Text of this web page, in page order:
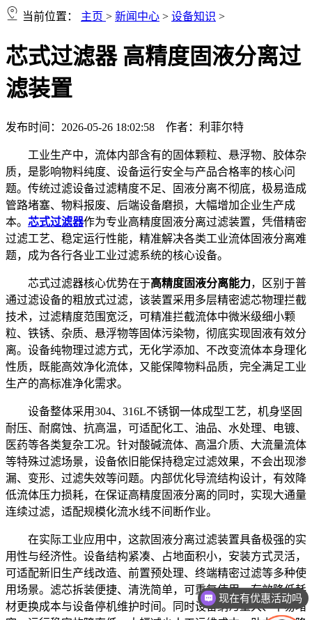
当前位置： 主页 > 新闻中心 > 设备知识 >
芯式过滤器 高精度固液分离过
滤装置
发布时间：2026-05-26 18:02:58 作者：利菲尔特
工业生产中，流体内部含有的固体颗粒、悬浮物、胶体杂
质，是影响物料纯度、设备运行安全与产品合格率的核心问
题。传统过滤设备过滤精度不足、固液分离不彻底，极易造成
管路堵塞、物料报废、后端设备磨损，大幅增加企业生产成
本。 芯式过滤器作为专业高精度固液分离过滤装置，凭借精密
过滤工艺、稳定运行性能，精准解决各类工业流体固液分离难
题，成为各行各业工业过滤系统的核心设备。
芯式过滤器核心优势在于高精度固液分离能力，区别于普
通过滤设备的粗放式过滤，该装置采用多层精密滤芯物理拦截
技术，过滤精度范围宽泛，可精准拦截流体中微米级细小颗
粒、铁锈、杂质、悬浮物等固体污染物，彻底实现固液有效分
离。设备纯物理过滤方式，无化学添加、不改变流体本身理化
性质，既能高效净化流体，又能保障物料品质，完全满足工业
生产的高标准净化需求。
设备整体采用304、316L不锈钢一体成型工艺，机身坚固
耐压、耐腐蚀、抗高温，可适配化工、油品、水处理、电镀、
医药等各类复杂工况。针对酸碱流体、高温介质、大流量流体
等特殊过滤场景，设备依旧能保持稳定过滤效果，不会出现渗
漏、变形、过滤失效等问题。内部优化导流结构设计，有效降
低流体压力损耗，在保证高精度固液分离的同时，实现大通量
连续过滤，适配规模化流水线不间断作业。
在实际工业应用中，这款固液分离过滤装置具备极强的实
用性与经济性。设备结构紧凑、占地面积小，安装方式灵活，
可适配新旧生产线改造、前置预处理、终端精密过滤等多种使
用场景。滤芯拆装便捷、清洗简单，可重复使用，有效降低耗
材更换成本与设备停机维护时间。同时设备纳污量大、不易堵
可以介绍下你们的产品么
现在有优惠活动吗